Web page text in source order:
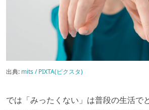
出典: mits / PIXTA(ピクスタ)
では「みったくない」は普段の生活で